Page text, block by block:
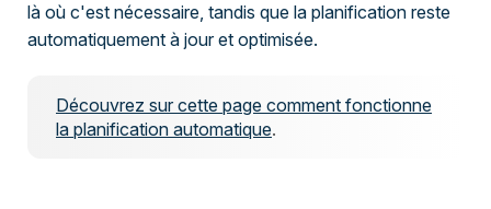
là où c'est nécessaire, tandis que la planification reste
automatiquement à jour et optimisée.
Découvrez sur cette page comment fonctionne
la planification automatique.